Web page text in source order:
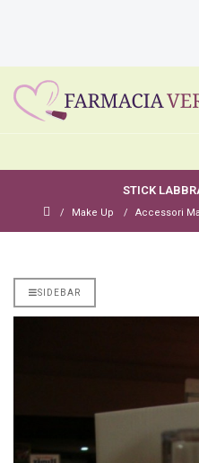
STICK
Make Up Accessori
SIDEBAR